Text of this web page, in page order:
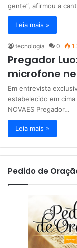
gente”, afirmou a
Leia mais »
tecnologia 0
Pregador
microfone
Em entrevista
estabelecido em cima
NOVAES Pregador…
Leia mais »
Pedido de